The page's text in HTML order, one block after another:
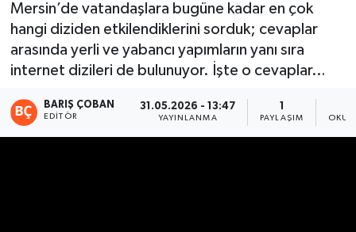
Mersin’de vatandaşlara bugüne kadar en çok
hangi diziden etkilendiklerini sorduk; cevaplar
arasında yerli ve yabancı yapımların yanı sıra
internet dizileri de bulunuyor. İşte o cevaplar…
BARIŞ ÇOBAN
EDITÖR
31.05.2026 - 13:47
YAYINLANMA PAYLAŞIM
Haberde insan
Kültür - Sanat
Mersin